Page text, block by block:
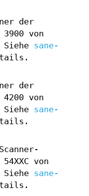
der
von
Siehe sane-
der
von
Siehe sane-
von
Siehe sane-